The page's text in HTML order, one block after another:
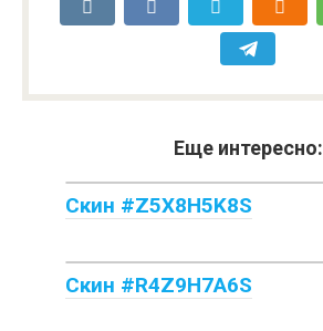
Еще интересно:
Скин #Z5X8H5K8S
Скин #R4Z9H7A6S